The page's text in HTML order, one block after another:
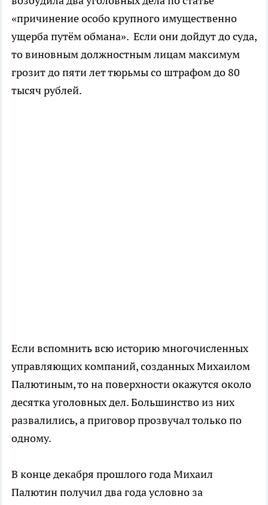
«причинение особо крупного имущественно
ущерба путём обмана». Если они дойдут до суда,
то виновным должностным лицам максимум
грозит до пяти лет тюрьмы со штрафом до 80
тысяч рублей.
Если вспомнить всю историю многочисленных
управляющих компаний, созданных Михаилом
Палютиным, то на поверхности окажутся около
десятка уголовных дел. Большинство из них
развалились, а приговор прозвучал только по
одному.
В конце декабря прошлого года Михаил
Палютин получил два года условно за